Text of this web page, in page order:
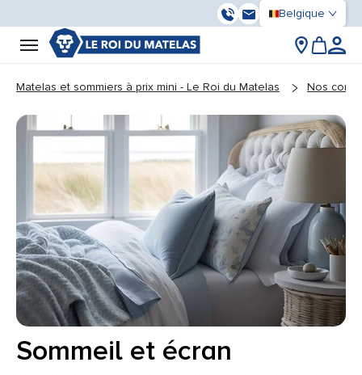
03 59 55 37 13
Contactez-nous
Belgique
Matelas et sommiers à prix mini - Le Roi du Matelas Nos
Sommeil et écran